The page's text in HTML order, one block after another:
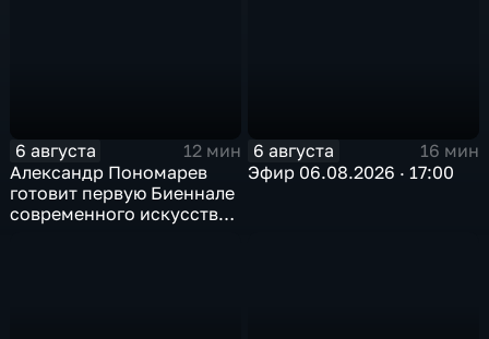
6 августа
12 мин
Александр Пономарев
готовит первую Биеннале
современного искусства
6 августа
16 мин
Эфир 06.08.2026 · 17:00